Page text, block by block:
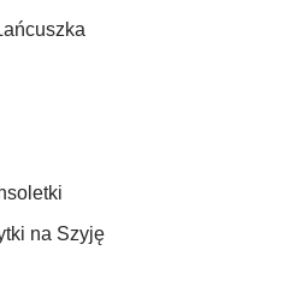
na Szyję